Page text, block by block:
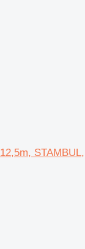
STAMBUL,